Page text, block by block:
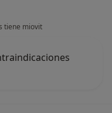
tiene miovit